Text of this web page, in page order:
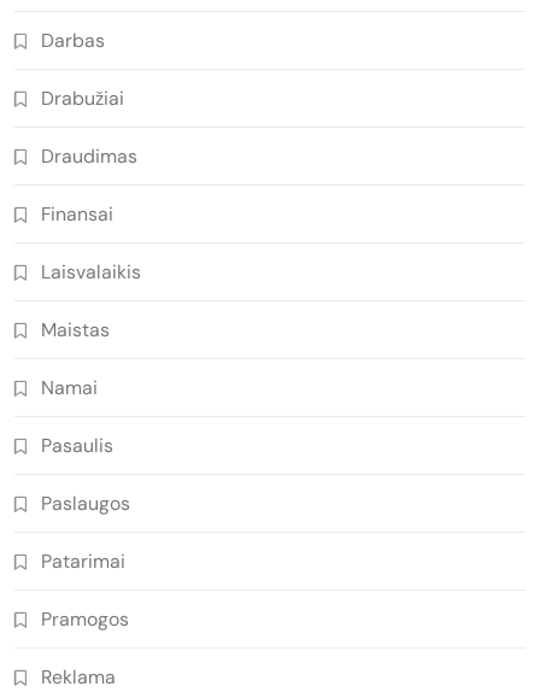
Darbas
Drabužiai
Draudimas
Finansai
Laisvalaikis
Maistas
Namai
Pasaulis
Paslaugos
Patarimai
Pramogos
Reklama